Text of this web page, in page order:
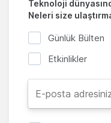
Teknoloji
Neleri size
Günlük Bülten
Etkinlikler